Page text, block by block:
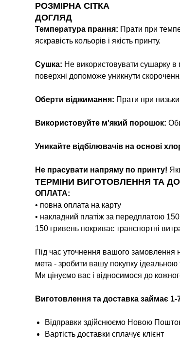
РОЗМІРНА СІТКА
ДОГЛЯД
Температура прання: Прати при
яскравість кольорів і якість принту.
Сушка: Не використовувати сушарку
поверхні допоможе уникнути
Оберти віджимання: Прати при
Використовуйте м'який порошок:
Уникайте відбілювачів на основі
Не прасувати напряму по принту!
ТЕРМІНИ ВИГОТОВЛЕННЯ ТА
ОПЛАТА:
• повна оплата на карту
• накладний платіж за передплатою
150 гривень покриває транспортні
Під час уточнення вашого
мета - зробити вашу покупку
Ми цінуємо вас і відносимося до
Виготовлення та доставка займає 1-
Відправки здійснюємо Новою
Вартість доставки сплачує клієнт